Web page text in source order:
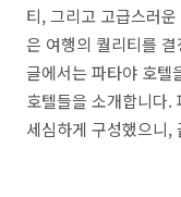
티, 그리고 고급스러
은 여행의 퀄리티를
글에서는 파타야 호텔
호텔들을 소개합니다.
세심하게 구성했으니,